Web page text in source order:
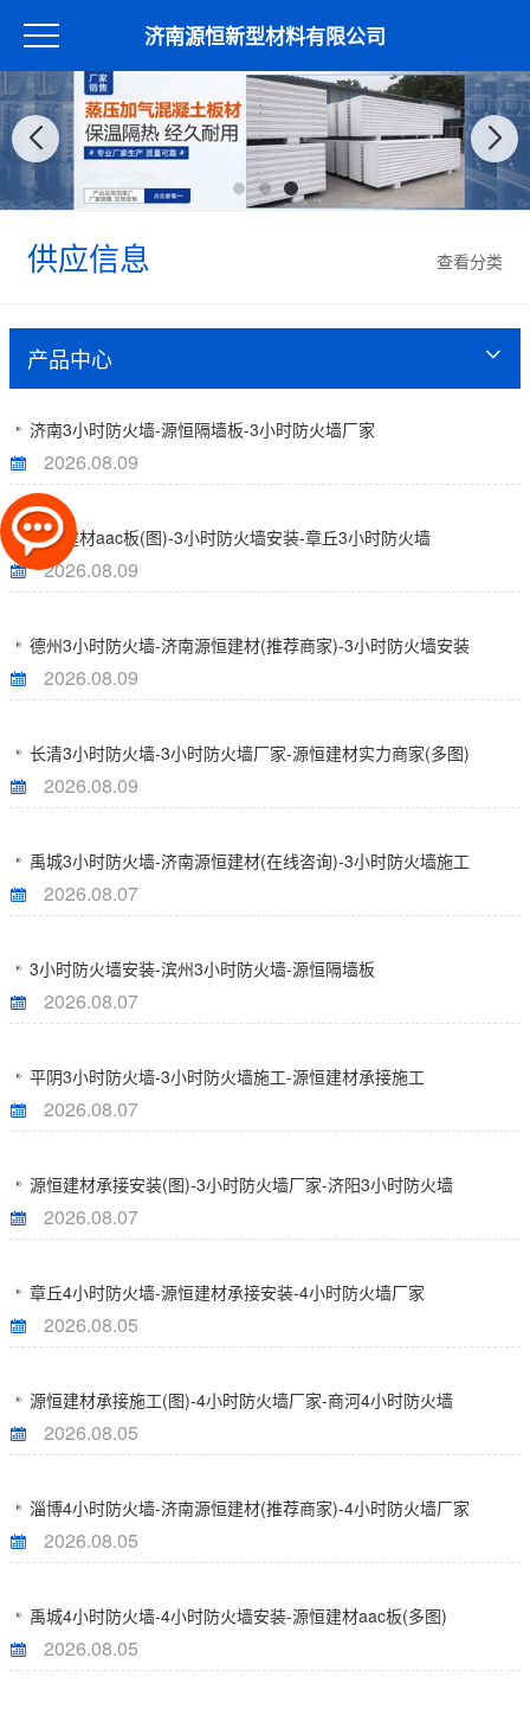
济南源恒新型材料有限公司
查看分类
供应信息
产品中心
济南3小时防火墙-源恒隔墙板-3小时防火墙厂家
2026.08.09
源恒建材aac板(图)-3小时防火墙安装-章丘3小时防火墙
2026.08.09
德州3小时防火墙-济南源恒建材(推荐商家)-3小时防火墙安装
2026.08.09
长清3小时防火墙-3小时防火墙厂家-源恒建材实力商家(多图)
2026.08.09
禹城3小时防火墙-济南源恒建材(在线咨询)-3小时防火墙施工
2026.08.07
3小时防火墙安装-滨州3小时防火墙-源恒隔墙板
2026.08.07
平阴3小时防火墙-3小时防火墙施工-源恒建材承接施工
2026.08.07
源恒建材承接安装(图)-3小时防火墙厂家-济阳3小时防火墙
2026.08.07
章丘4小时防火墙-源恒建材承接安装-4小时防火墙厂家
2026.08.05
源恒建材承接施工(图)-4小时防火墙厂家-商河4小时防火墙
2026.08.05
淄博4小时防火墙-济南源恒建材(推荐商家)-4小时防火墙厂家
2026.08.05
禹城4小时防火墙-4小时防火墙安装-源恒建材aac板(多图)
2026.08.05